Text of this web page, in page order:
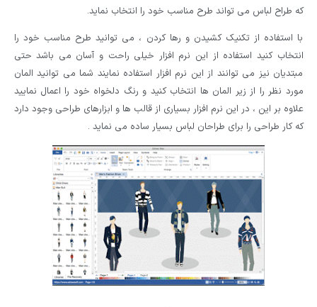
که طراح لباس می تواند طرح مناسب خود را انتخاب نماید.
با استفاده از تکنیک کشیدن و رها کردن ، می توانید طرح مناسب خود را
انتخاب کنید استفاده از این نرم افزار خیلی راحت و آسان می باشد حتی
مبتدیان نیز می توانند از این نرم افزار استفاده نمایند شما می توانید المان
مورد نظر را از زیر المان ها انتخاب کنید و رنگ دلخواه خود را اعمال نمایید
علاوه بر این ، در این نرم افزار بسیاری از قالب ها و ابزارهای طراحی وجود دارد
که کار طراحی را برای طراحان لباس بسیار ساده می نماید .